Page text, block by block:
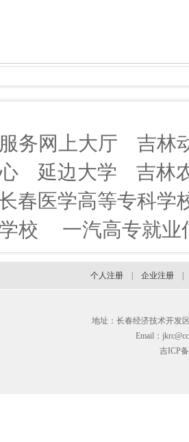
务网上大厅
吉林
延边大学
吉林
春医学高等专科学
校
一汽高专就业
个人注册 企业注册
地址：长春经济技术开发
Email：
吉ICP